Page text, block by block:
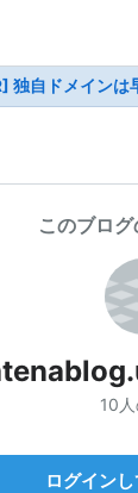
独自ドメインは
このブロ
10
ログイン